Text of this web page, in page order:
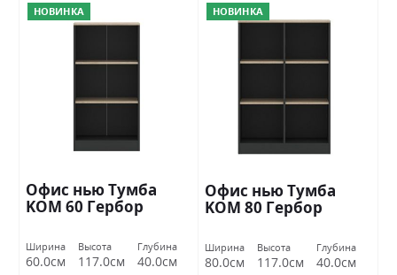
НОВИНКА
Офис нью Тумба
KOM 60 Гербор
Ширина
60.0см
Высота
117.0см
Глубина
40.0см
НОВИНКА
Офис нью Тумба
KOM 80 Гербор
Ширина
80.0см
Высота
117.0см
Глубина
40.0см